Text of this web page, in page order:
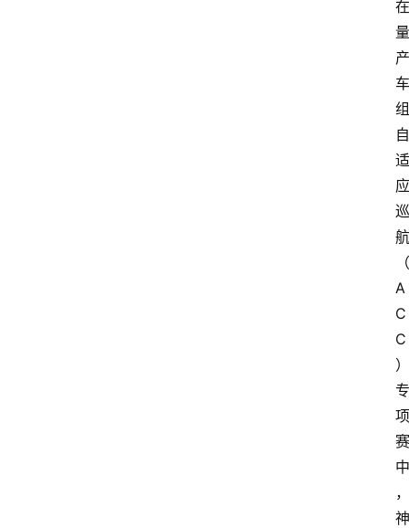
在
量
产
车
组
自
适
应
巡
航
（
A
C
C
）
专
项
赛
中
，
神